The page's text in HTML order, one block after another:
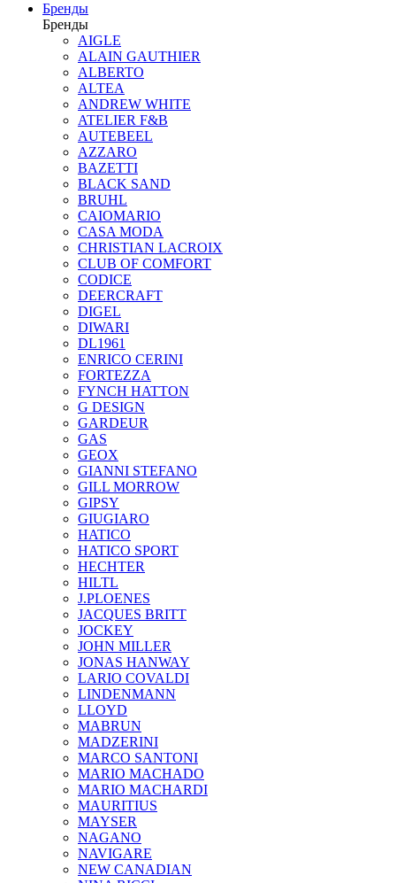
Бренды
Бренды
AIGLE
ALAIN GAUTHIER
ALBERTO
ALTEA
ANDREW WHITE
ATELIER F&B
AUTEBEEL
AZZARO
BAZETTI
BLACK SAND
BRUHL
CAIOMARIO
CASA MODA
CHRISTIAN LACROIX
CLUB OF COMFORT
CODICE
DEERCRAFT
DIGEL
DIWARI
DL1961
ENRICO CERINI
FORTEZZA
FYNCH HATTON
G DESIGN
GARDEUR
GAS
GEOX
GIANNI STEFANO
GILL MORROW
GIPSY
GIUGIARO
HATICO
HATICO SPORT
HECHTER
HILTL
J.PLOENES
JAСQUES BRITT
JOCKEY
JOHN MILLER
JONAS HANWAY
LARIO COVALDI
LINDENMANN
LLOYD
MABRUN
MADZERINI
MARCO SANTONI
MARIO MACHADO
MARIO MACHARDI
MAURITIUS
MAYSER
NAGANO
NAVIGARE
NEW CANADIAN